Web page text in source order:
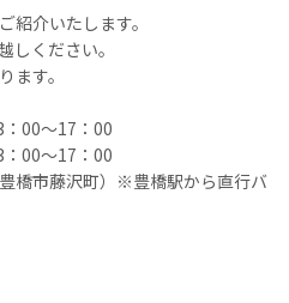
紹介いたします。
しください。
ます。
00～17：00
00～17：00
橋市藤沢町）※豊橋駅から直行バ